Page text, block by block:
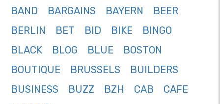
BAND
BARGAINS BAYERN
BEER
BERLIN
BET BID BIKE
BINGO
BLACK
BLOG BLUE
BOSTON
BOUTIQUE
BRUSSELS
BUILDERS
BUSINESS
BUZZ BZH CAB
CAFE